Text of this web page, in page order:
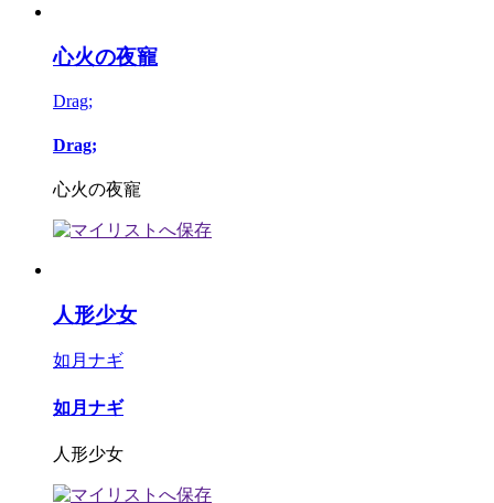
心火の夜寵
Drag;
Drag;
心火の夜寵
人形少女
如月ナギ
如月ナギ
人形少女